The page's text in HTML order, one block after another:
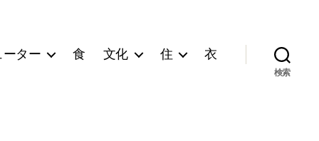
ーター 食 文化 住 衣
検索